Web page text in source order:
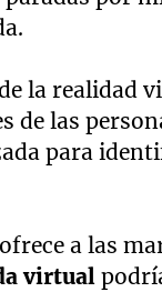
la
de las
para
a las
virtual